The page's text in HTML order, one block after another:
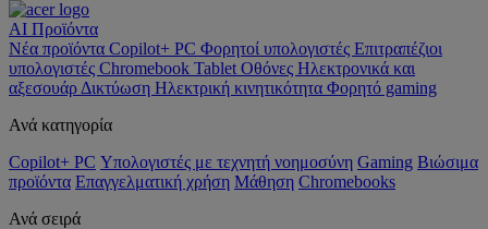
AI Προϊόντα
Νέα προϊόντα Copilot+ PC Φορητοί υπολογιστές Επιτραπέζιοι
υπολογιστές Chromebook Tablet Οθόνες Ηλεκτρονικά και
αξεσουάρ Δικτύωση Ηλεκτρική κινητικότητα Φορητό gaming
Ανά κατηγορία
Copilot+ PC Υπολογιστές με τεχνητή νοημοσύνη Gaming Βιώσιμα
προϊόντα Επαγγελματική χρήση Μάθηση Chromebooks
Ανά σειρά